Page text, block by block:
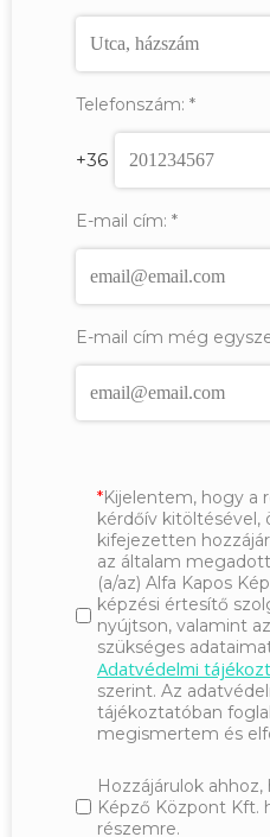
Telefonszám: *
+36
E-mail cím: *
E-mail cím még
Kijelentem, hogy a
kérdőív kitöltésével,
kifejezetten
az általam
(a/az) Alfa Kapos
képzési értesítő
nyújtson, valamint
szükséges
Adatvédelmi
szerint. Az
tájékoztatóban
megismertem és
Hozzájárulok
Képző Központ Kft.
részemre.